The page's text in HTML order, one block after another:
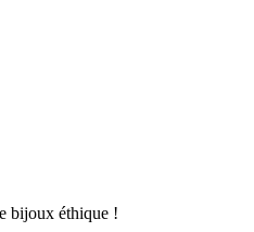
bijoux éthique !